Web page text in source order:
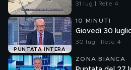
31 lug | Rete 4
PUNTATA INTERA
10 MINUTI
Giovedì 30
30 lug | Rete 4
ZONA BIANCA